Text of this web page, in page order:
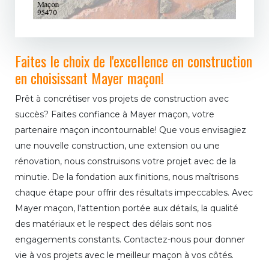
Faites le choix de l'excellence en construction
en choisissant Mayer maçon!
Prêt à concrétiser vos projets de construction avec
succès? Faites confiance à Mayer maçon, votre
partenaire maçon incontournable! Que vous envisagiez
une nouvelle construction, une extension ou une
rénovation, nous construisons votre projet avec de la
minutie. De la fondation aux finitions, nous maîtrisons
chaque étape pour offrir des résultats impeccables. Avec
Mayer maçon, l'attention portée aux détails, la qualité
des matériaux et le respect des délais sont nos
engagements constants. Contactez-nous pour donner
vie à vos projets avec le meilleur maçon à vos côtés.